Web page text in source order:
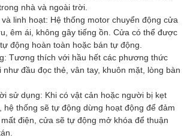
nhà và ngoài trời.
linh hoạt: Hệ thống motor chuyển động cửa
êm ái, không gây tiếng ồn. Cửa có thể được
động hoàn toàn hoặc bán tự động.
Tương thích với hầu hết các phương thức
như đầu đọc thẻ, vân tay, khuôn mặt, lòng bàn
sử dụng: Khi có vật cản hoặc người bị kẹt
hệ thống sẽ tự động dừng hoạt động để đảm
điện, cửa sẽ tự động mở khóa để thuận